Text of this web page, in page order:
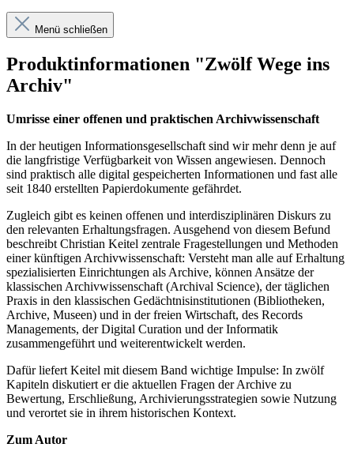
Menü schließen
Produktinformationen "Zwölf Wege ins
Archiv"
Umrisse einer offenen und praktischen Archivwissenschaft
In der heutigen Informationsgesellschaft sind wir mehr denn je auf
die langfristige Verfügbarkeit von Wissen angewiesen. Dennoch
sind praktisch alle digital gespeicherten Informationen und fast alle
seit 1840 erstellten Papierdokumente gefährdet.
Zugleich gibt es keinen offenen und interdisziplinären Diskurs zu
den relevanten Erhaltungsfragen. Ausgehend von diesem Befund
beschreibt Christian Keitel zentrale Fragestellungen und Methoden
einer künftigen Archivwissenschaft: Versteht man alle auf Erhaltung
spezialisierten Einrichtungen als Archive, können Ansätze der
klassischen Archivwissenschaft (Archival Science), der täglichen
Praxis in den klassischen Gedächtnisinstitutionen (Bibliotheken,
Archive, Museen) und in der freien Wirtschaft, des Records
Managements, der Digital Curation und der Informatik
zusammengeführt und weiterentwickelt werden.
Dafür liefert Keitel mit diesem Band wichtige Impulse: In zwölf
Kapiteln diskutiert er die aktuellen Fragen der Archive zu
Bewertung, Erschließung, Archivierungsstrategien sowie Nutzung
und verortet sie in ihrem historischen Kontext.
Zum Autor